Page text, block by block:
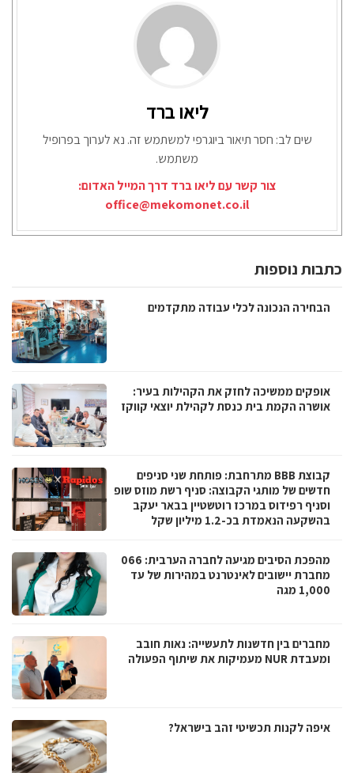
ליאו ברד
שים לב: חסר תיאור ביוגרפי למשתמש זה. נא לערוך בפרופיל
משתמש.
צור קשר עם ליאו ברד דרך המייל האדום:
office@mekomonet.co.il
כתבות נוספות
הבחירה הנכונה לכלי עבודה מתקדמים
אופקים ממשיכה לחזק את הקהילות בעיר:
אושרה הקמת בית כנסת לקהילת יוצאי קווקז
קבוצת BBB מתרחבת: פותחת שני סניפים
חדשים של מותגי הקבוצה: סניף רשת מוזס שופ
וסניף רפידוס במרכז רוטשטיין בבאר יעקב
בהשקעה הנאמדת בכ-1.2 מיליון שקל
מהפכת הסיבים מגיעה לחברה הערבית: 066
מחברת יישובים לאינטרנט במהירות של עד
1,000 מגה
מחברים בין חדשנות לתעשייה: נאות חובב
ומעבדת NUR מעמיקות את שיתוף הפעולה
איפה לקנות תכשיטי זהב בישראל?